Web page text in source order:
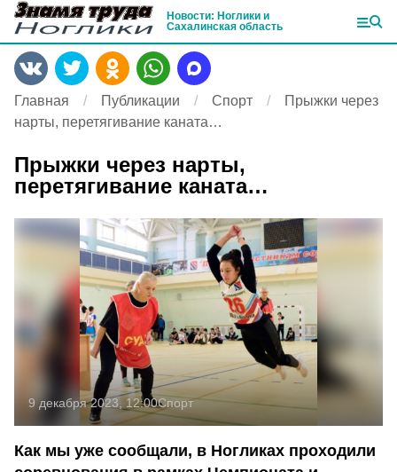
Новости: Ноглики и
Сахалинская область
Главная Публикации Спорт
Прыжки через
нарты, перетягивание каната…
Прыжки через нарты,
перетягивание каната…
9 декабря 2023, 12:00Спорт
Как мы уже сообщали, в Ногликах проходили